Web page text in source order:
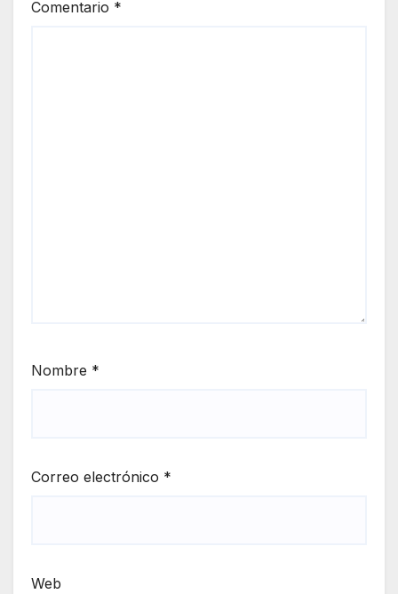
Comentario *
Nombre *
Correo electrónico *
Web